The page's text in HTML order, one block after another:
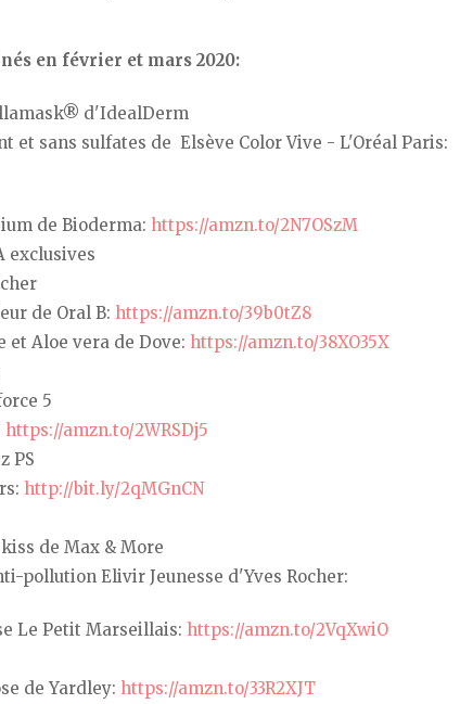
en février et mars 2020:
d'IdealDerm
et sans sulfates de Elsève Color Vive - L'Oréal Paris:
de Bioderma: https://amzn.to/2N7OSzM
exclusives
de Oral B: https://amzn.to/39b0tZ8
et Aloe vera de Dove: https://amzn.to/38XO35X
5
https://amzn.to/2WRSDj5
PS
http://bit.ly/2qMGnCN
de Max & More
pollution Elivir Jeunesse d'Yves Rocher:
Le Petit Marseillais: https://amzn.to/2VqXwiO
de Yardley: https://amzn.to/33R2XJT